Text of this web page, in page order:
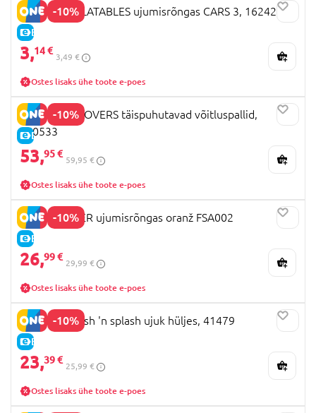
-10%
E-HIND
MONDO INFLATABLES ujumisrõngas CARS 3, 16242
3,14 €
3,49 €
Ostes lisaks ühe toote e-poes
-10%
E-HIND
DO U PLAY ROVERS täispuhutavad võitluspallid,
850533
53,95 €
59,95 €
Ostes lisaks ühe toote e-poes
-10%
E-HIND
SWIMTRAINER ujumisrõngas oranž FSA002
26,99 €
29,99 €
Ostes lisaks ühe toote e-poes
-10%
E-HIND
BESTWAY flash 'n splash ujuk hüljes, 41479
23,39 €
25,99 €
Ostes lisaks ühe toote e-poes